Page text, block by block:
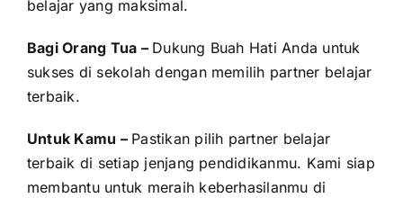
belajar yang maksimal.
Bagi Orang Tua – Dukung Buah Hati Anda untuk
sukses di sekolah dengan memilih partner belajar
terbaik.
Untuk Kamu – Pastikan pilih partner belajar
terbaik di setiap jenjang pendidikanmu. Kami siap
membantu untuk meraih keberhasilanmu di